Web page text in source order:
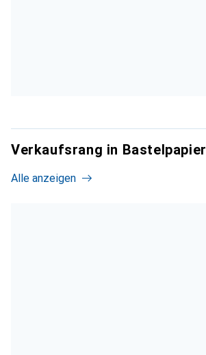
Verkaufsrang in Bastelpapier
Alle anzeigen